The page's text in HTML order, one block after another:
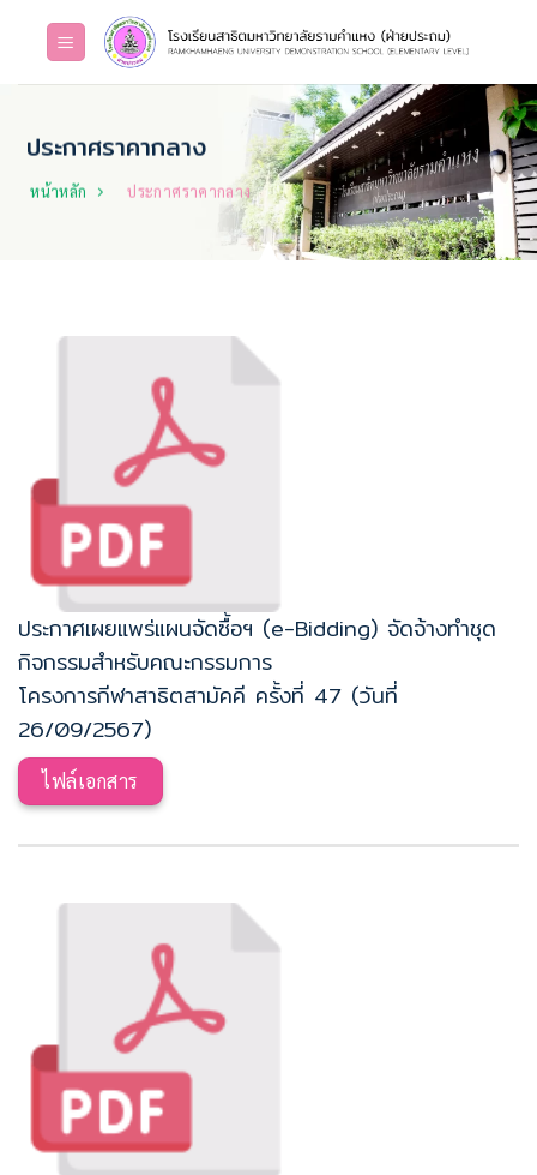
ประกาศราคากลาง
หน้าหลัก ประกาศราคากลาง
ประกาศเผยแพร่แผนจัดซื้อฯ (e-Bidding) จัดจ้างทำชุด
กิจกรรมสำหรับคณะกรรมการ
โครงการกีฬาสาธิตสามัคคี ครั้งที่ 47 (วันที่
26/09/2567)
ไฟล์เอกสาร